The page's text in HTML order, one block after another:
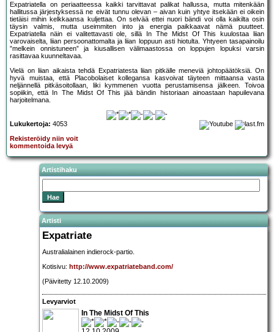
Expatriatella on periaatteessa kaikki tarvittavat palikat hallussa, mutta mitenkään
hallitussa järjestyksessä ne eivät tunnu olevan – aivan kuin yhtye itsekään ei oikein
tietäisi mihin kelkkaansa kuljettaa. On selvää ettei nuori bändi voi olla kaikilta osin
täysin valmis, mutta useimmiten into ja energia paikkaavat nämä puutteet.
Expatriatella näin ei valitettavasti ole, sillä In The Midst Of This kuulostaa liian
varovaiselta, liian persoonattomalta ja liian loppuun asti hiotulta. Yhtyeen tasapainoilu
”melkein onnistuneen” ja kiusallisen välimaastossa on loppujen lopuksi varsin
rasittavaa kuunneltavaa.
Vielä on liian aikaista tehdä Expatriatesta liian pitkälle meneviä johtopäätöksiä. On
hyvä muistaa, että Placobolaiset kollegansa kasvoivat täyteen mittaansa vasta
neljännellä pitkäsoitollaan, liki kymmenen vuotta perustamisensa jälkeen. Toivoa
sopiikin, että In The Midst Of This jää bändin historiaan ainoastaan hapuilevana
harjoitelmana.
Lukukertoja: 4053
Rekisteröidy niin voit
kommentoida levyä
Artistihaku
Artisti
Expatriate
Australialainen indierock-partio.
Kotisivu: http://www.expatriateband.com/
(Päivitetty 12.10.2009)
Levyarviot
In The Midst Of This